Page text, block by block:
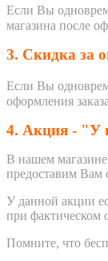
Если Вы
магазина после
3. Скидка за
Если Вы
оформления
4. Акция - "У
В нашем
предоставим Вам
У данной акции
при фактическом
Помните, что